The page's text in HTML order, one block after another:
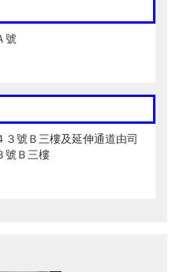
號
號Ｂ三樓及延伸通道由司
號Ｂ三樓